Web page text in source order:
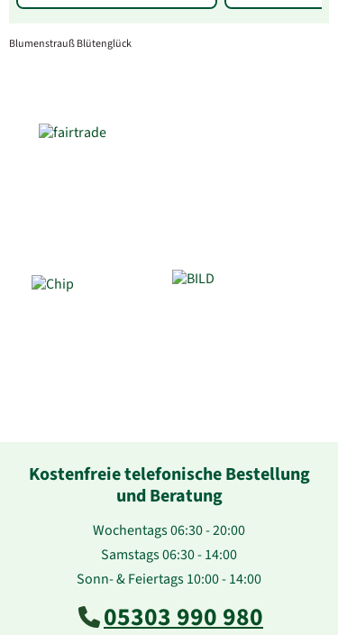
Blumenstrauß Blütenglück
Kostenfreie telefonische Bestellung
und Beratung
Wochentags 06:30 - 20:00
Samstags 06:30 - 14:00
Sonn- & Feiertags 10:00 - 14:00
05303 990 980